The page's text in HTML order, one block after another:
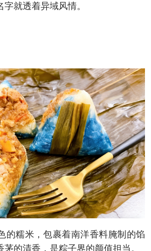
就透着异域风情。
糯米，包裹着南洋香料腌制的馅
的清香，是粽子界的颜值担当。